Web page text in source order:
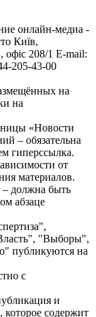
онлайн-медиа -
Київ,
208/1 E-mail:
205-43-00
на
на
«Новости
– обязательна
гиперссылка.
от
материалов.
– должна быть
абзаце
"Выборы",
публикуются на
с
и
которое содержит